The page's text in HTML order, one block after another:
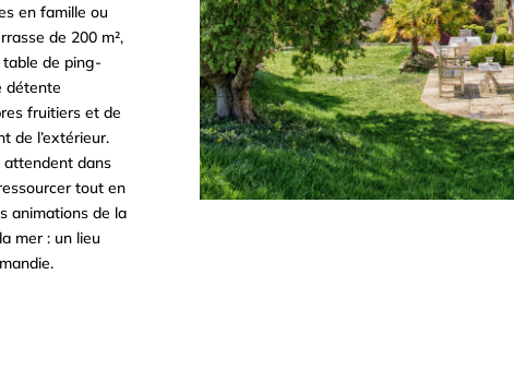
en famille ou
de 200 m²,
table de ping-
détente
fruitiers et de
de l’extérieur.
attendent dans
tout en
animations de la
mer : un lieu